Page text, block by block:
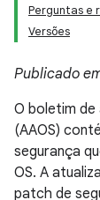
Perguntas e
Versões
Publicado
O boletim
(AAOS)
segurança
OS. A
patch de